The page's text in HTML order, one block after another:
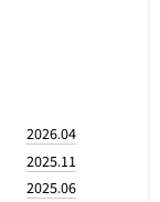
2026.04
2025.11
2025.06